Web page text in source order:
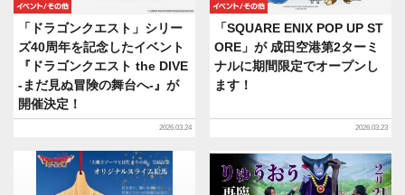
イベント/その他
「ドラゴンクエスト」シリー
ズ40周年を記念したイベント
『ドラゴンクエスト the DIVE
-まだ見ぬ冒険の舞台へ-』が
開催決定！
2026.03.24
イベント/その他
「SQUARE ENIX POP UP ST
ORE」が 成田空港第2ターミ
ナルに期間限定でオープンし
ます！
2026.03.23